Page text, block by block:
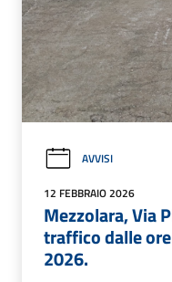
AVVISI
12 FEBBRAIO 2026
Mezzolara, Via
traffico dalle
2026.